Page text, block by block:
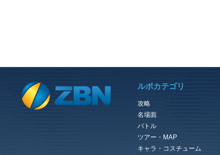
PREVIOUS REVIEW
PSO2 クライアントオーダー アフィン カルターゴを殲滅せよ！ カルターゴ討伐 後編 2/2
（C）SEGA 『PHANTASY STAR
ONLINE 2』公式サイト http://pso2.jp/
アフィンのオーダー、カルターゴを
せよ！は、Aランクでも成功なのでキ
ン...
ルポカテゴリ
攻略
名場面
バトル
ツアー・MAP
キャラ・コスチューム